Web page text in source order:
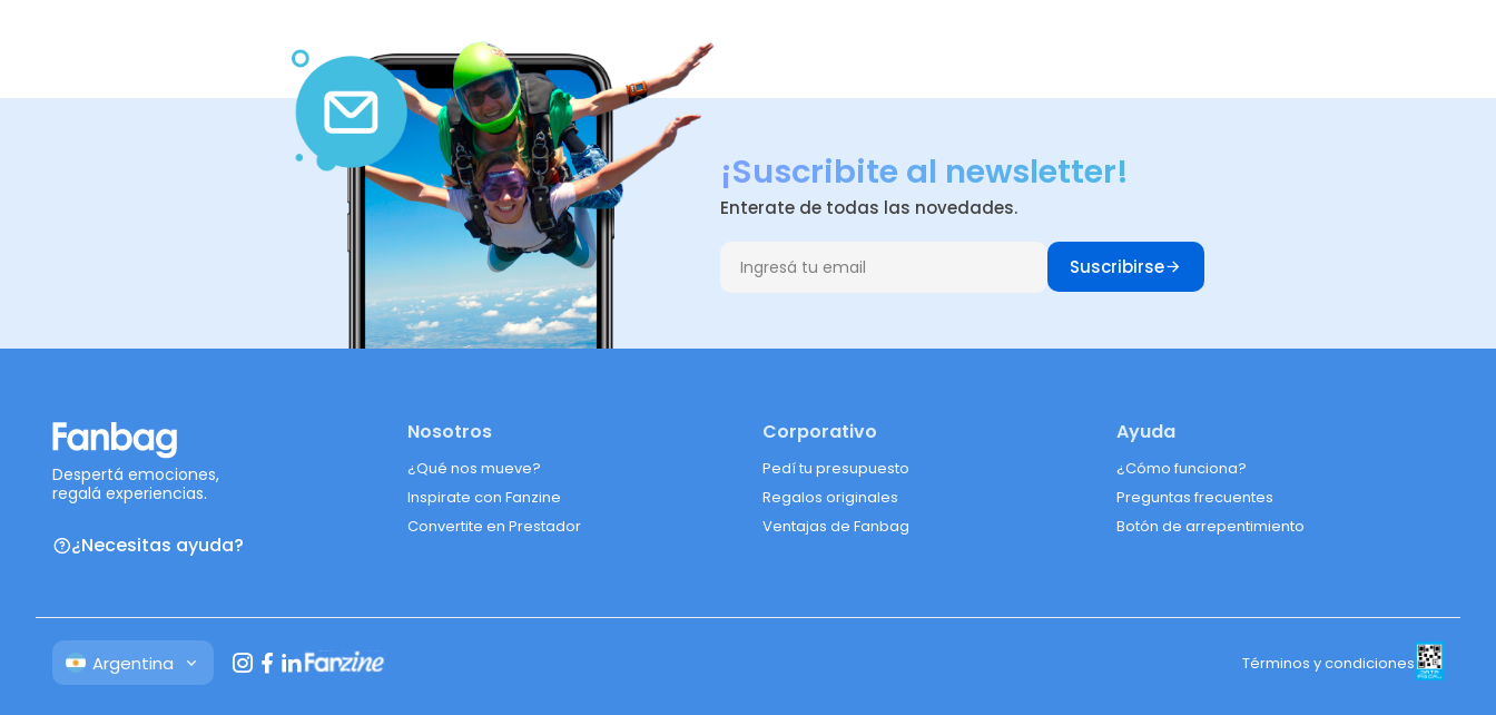
¡Suscribite al newsletter!
Enterate de todas las novedades.
Suscribirse
Despertá emociones,
regalá experiencias.
¿Necesitas ayuda?
Nosotros
¿Qué nos mueve?
Inspirate con Fanzine
Convertite en Prestador
Corporativo
Pedí tu presupuesto
Regalos originales
Ventajas de Fanbag
Ayuda
¿Cómo funciona?
Preguntas frecuentes
Botón de arrepentimiento
Argentina Términos y condiciones